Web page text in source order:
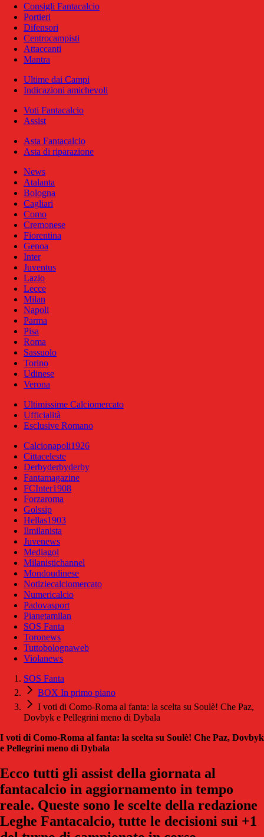
Consigli Fantacalcio
Portieri
Difensori
Centrocampisti
Attaccanti
Mantra
Ultime dai Campi
Indicazioni amichevoli
Voti Fantacalcio
Assist
Asta Fantacalcio
Asta di riparazione
News
Atalanta
Bologna
Cagliari
Como
Cremonese
Fiorentina
Genoa
Inter
Juventus
Lazio
Lecce
Milan
Napoli
Parma
Pisa
Roma
Sassuolo
Torino
Udinese
Verona
Ultimissime Calciomercato
Ufficialità
Esclusive Romano
Calcionapoli1926
Cittaceleste
Derbyderbyderby
Fantamagazine
FCInter1908
Forzaroma
Golssip
Hellas1903
Ilmilanista
Juvenews
Mediagol
Milanistichannel
Mondoudinese
Notiziecalciomercato
Numericalcio
Padovasport
Pianetamilan
SOS Fanta
Toronews
Tuttobolognaweb
Violanews
SOS Fanta
BOX In primo piano
I voti di Como-Roma al fanta: la scelta su Soulè! Che Paz,
Dovbyk e Pellegrini meno di Dybala
I voti di Como-Roma al fanta: la scelta su Soulè! Che Paz, Dovbyk
e Pellegrini meno di Dybala
Ecco tutti gli assist della giornata al
fantacalcio in aggiornamento in tempo
reale. Queste sono le scelte della redazione
Leghe Fantacalcio, tutte le decisioni sui +1